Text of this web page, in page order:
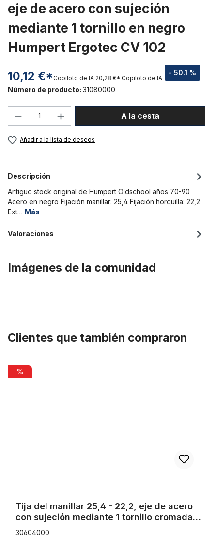
eje de acero con sujeción
mediante 1 tornillo en negro
Humpert Ergotec CV 102
10,12 €* - 50.1 %
Copiloto de IA 20,28 €* Copiloto de IA
Número de producto: 31080000
Cantidad del producto: introduce la
A la cesta
Añadir a la lista de deseos
Descripción
Antiguo stock original de Humpert Oldschool años 70-90
Acero en negro Fijación manillar: 25,4 Fijación horquilla: 22,2
Ext… Más
Valoraciones
Imágenes de la comunidad
Clientes que también compraron
Tija del manillar 25,4 - 22,2, eje de acero con sujeción mediante
%
Tija del manillar 25,4 - 22,2, eje de acero
con sujeción mediante 1 tornillo cromada
Humpert Ergotec CV 101
30604000